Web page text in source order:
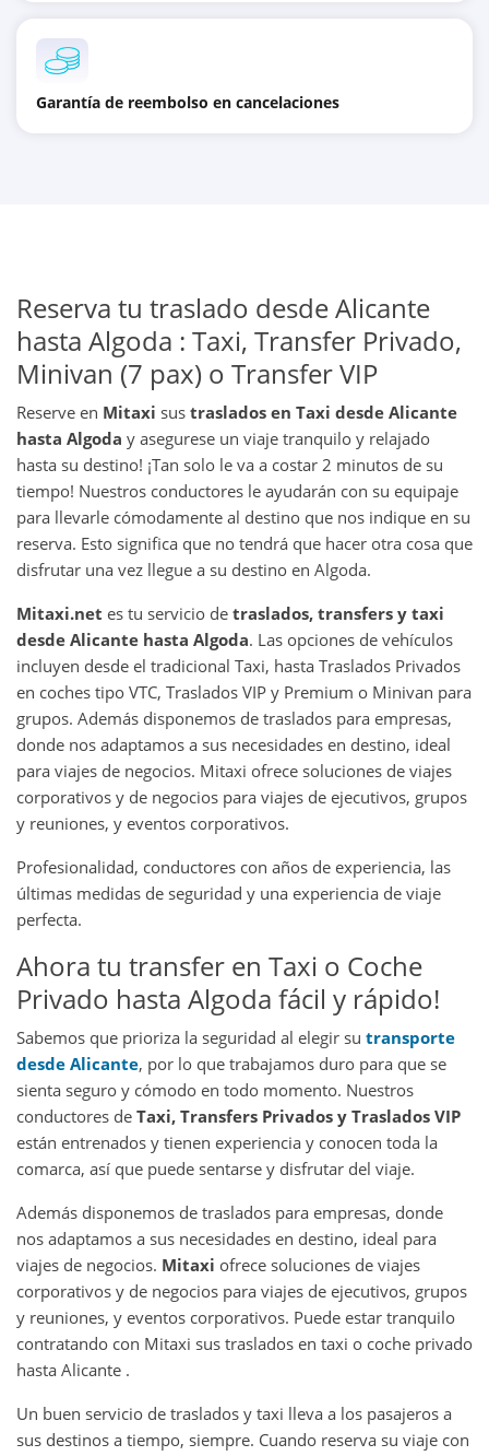
Garantía de reembolso en cancelaciones
Reserva tu traslado desde Alicante
hasta Algoda : Taxi, Transfer Privado,
Minivan (7 pax) o Transfer VIP
Reserve en Mitaxi sus traslados en Taxi desde Alicante
hasta Algoda y asegurese un viaje tranquilo y relajado
hasta su destino! ¡Tan solo le va a costar 2 minutos de su
tiempo! Nuestros conductores le ayudarán con su equipaje
para llevarle cómodamente al destino que nos indique en su
reserva. Esto significa que no tendrá que hacer otra cosa que
disfrutar una vez llegue a su destino en Algoda.
Mitaxi.net es tu servicio de traslados, transfers y taxi
desde Alicante hasta Algoda. Las opciones de vehículos
incluyen desde el tradicional Taxi, hasta Traslados Privados
en coches tipo VTC, Traslados VIP y Premium o Minivan para
grupos. Además disponemos de traslados para empresas,
donde nos adaptamos a sus necesidades en destino, ideal
para viajes de negocios. Mitaxi ofrece soluciones de viajes
corporativos y de negocios para viajes de ejecutivos, grupos
y reuniones, y eventos corporativos.
Profesionalidad, conductores con años de experiencia, las
últimas medidas de seguridad y una experiencia de viaje
perfecta.
Ahora tu transfer en Taxi o Coche
Privado hasta Algoda fácil y rápido!
Sabemos que prioriza la seguridad al elegir su transporte
desde Alicante, por lo que trabajamos duro para que se
sienta seguro y cómodo en todo momento. Nuestros
conductores de Taxi, Transfers Privados y Traslados VIP
están entrenados y tienen experiencia y conocen toda la
comarca, así que puede sentarse y disfrutar del viaje.
Además disponemos de traslados para empresas, donde
nos adaptamos a sus necesidades en destino, ideal para
viajes de negocios. Mitaxi ofrece soluciones de viajes
corporativos y de negocios para viajes de ejecutivos, grupos
y reuniones, y eventos corporativos. Puede estar tranquilo
contratando con Mitaxi sus traslados en taxi o coche privado
hasta Alicante .
Un buen servicio de traslados y taxi lleva a los pasajeros a
sus destinos a tiempo, siempre. Cuando reserva su viaje con